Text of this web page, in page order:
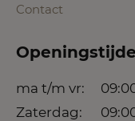
Contact
ma t/m vr:
Zaterdag: